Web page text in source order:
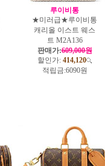
루이비통
★미러급★루이비통
캐리올 이스트 웨스
트 M2A136
판매가:609,000원
할인가: 414,120
적립금:6090원